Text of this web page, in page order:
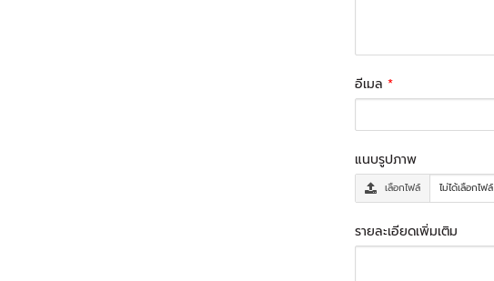
อีเมล *
แนบรูปภาพ
เลือกไฟล์ ไม่ได้เลือกไฟล์
รายละเอียดเพิ่มเติม